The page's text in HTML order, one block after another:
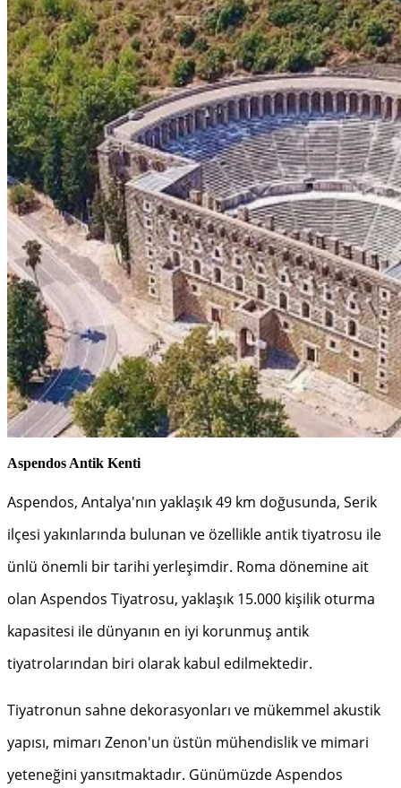
Aspendos Antik Kenti
Aspendos, Antalya'nın yaklaşık 49 km doğusunda, Serik
ilçesi yakınlarında bulunan ve özellikle antik tiyatrosu ile
ünlü önemli bir tarihi yerleşimdir. Roma dönemine ait
olan Aspendos Tiyatrosu, yaklaşık 15.000 kişilik oturma
kapasitesi ile dünyanın en iyi korunmuş antik
tiyatrolarından biri olarak kabul edilmektedir.
Tiyatronun sahne dekorasyonları ve mükemmel akustik
yapısı, mimarı Zenon'un üstün mühendislik ve mimari
yeteneğini yansıtmaktadır. Günümüzde Aspendos